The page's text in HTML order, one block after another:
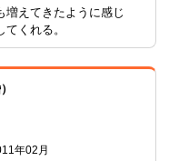
増えてきたように感じ
くれる。
年02月